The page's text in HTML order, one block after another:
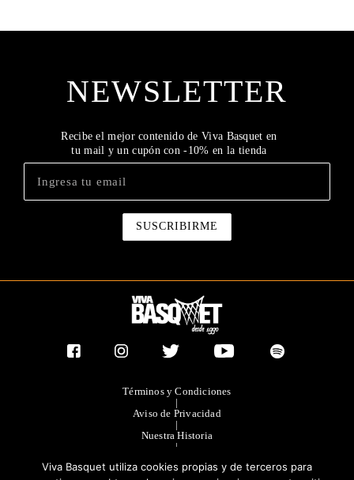
NEWSLETTER
Recibe el mejor contenido de Viva Basquet en
tu mail y un cupón con -10% en la tienda
Términos y Condiciones
|
Aviso de Privacidad
|
Nuestra Historia
|
|
Viva Basquet utiliza cookies propias y de terceros para